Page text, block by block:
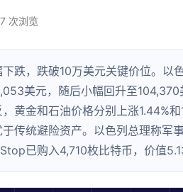
次浏览
跌，跌破10万美元关键价位。
美元，随后小幅回升至
黄金和石油价格分别上涨1.44%
传统避险资产。以色列总理称军
已购入4,710枚比特币，价值